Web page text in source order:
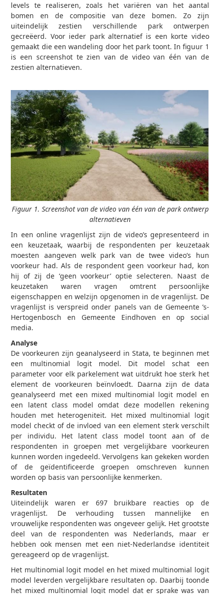
levels te realiseren, zoals het variëren van het aantal
bomen en de compositie van deze bomen. Zo zijn
uiteindelijk zestien verschillende park ontwerpen
gecreëerd. Voor ieder park alternatief is een korte video
gemaakt die een wandeling door het park toont. In figuur 1
is een screenshot te zien van de video van één van de
zestien alternatieven.
Figuur 1. Screenshot van de video van één van de park ontwerp
alternatieven
In een online vragenlijst zijn de video’s gepresenteerd in
een keuzetaak, waarbij de respondenten per keuzetaak
moesten aangeven welk park van de twee video’s hun
voorkeur had. Als de respondent geen voorkeur had, kon
hij of zij de ‘geen voorkeur’ optie selecteren. Naast de
keuzetaken waren vragen omtrent persoonlijke
eigenschappen en welzijn opgenomen in de vragenlijst. De
vragenlijst is verspreid onder panels van de Gemeente ’s-
Hertogenbosch en Gemeente Eindhoven en op social
media.
Analyse
De voorkeuren zijn geanalyseerd in Stata, te beginnen met
een multinomial logit model. Dit model schat een
parameter voor elk parkelement wat uitdrukt hoe sterk het
element de voorkeuren beïnvloedt. Daarna zijn de data
geanalyseerd met een mixed multinomial logit model en
een latent class model omdat deze modellen rekening
houden met heterogeniteit. Het mixed multinomial logit
model checkt of de invloed van een element sterk verschilt
per individu. Het latent class model toont aan of de
respondenten in groepen met vergelijkbare voorkeuren
kunnen worden ingedeeld. Vervolgens kan gekeken worden
of de geïdentificeerde groepen omschreven kunnen
worden op basis van persoonlijke kenmerken.
Resultaten
Uiteindelijk waren er 697 bruikbare reacties op de
vragenlijst. De verhouding tussen mannelijke en
vrouwelijke respondenten was ongeveer gelijk. Het grootste
deel van de respondenten was Nederlands, maar er
hebben ook mensen met een niet-Nederlandse identiteit
gereageerd op de vragenlijst.
Het multinomial logit model en het mixed multinomial logit
model leverden vergelijkbare resultaten op. Daarbij toonde
het mixed multinomial logit model dat er sprake was van